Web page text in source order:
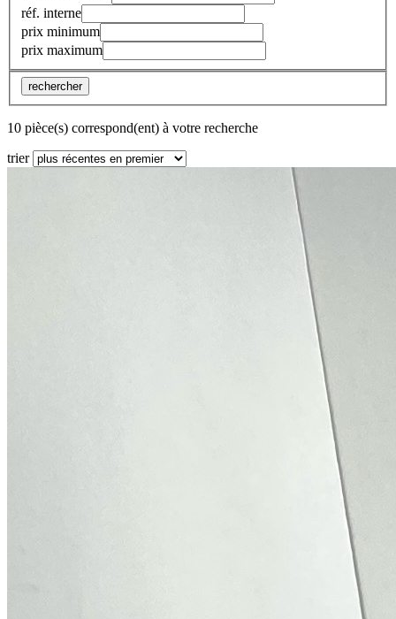
réf. interne
prix minimum
prix maximum
rechercher
10 pièce(s) correspond(ent) à votre recherche
trier